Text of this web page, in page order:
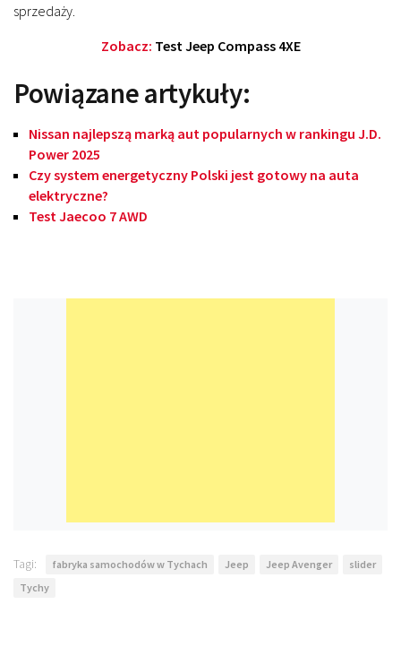
sprzedaży.
Zobacz: Test Jeep Compass 4XE
Powiązane artykuły:
Nissan najlepszą marką aut popularnych w rankingu J.D.
Power 2025
Czy system energetyczny Polski jest gotowy na auta
elektryczne?
Test Jaecoo 7 AWD
Tagi: fabryka samochodów w Tychach Jeep Jeep Avenger
slider
Tychy